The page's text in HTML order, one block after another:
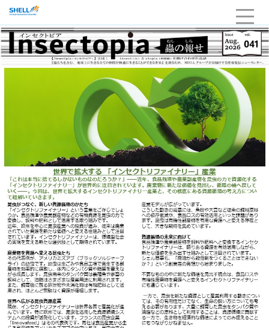
HOME
当社の強み・品質
サービスライン
採用
お問い合わせ